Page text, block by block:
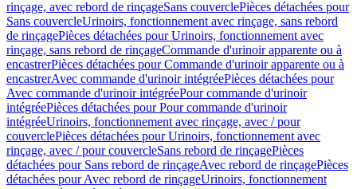
rinçage, avec rebord de rinçageSans couverclePièces détachées pour
Sans couvercleUrinoirs, fonctionnement avec rinçage, sans rebord
de rinçagePièces détachées pour Urinoirs, fonctionnement avec
rinçage, sans rebord de rinçageCommande d'urinoir apparente ou à
encastrerPièces détachées pour Commande d'urinoir apparente ou à
encastrerAvec commande d'urinoir intégréePièces détachées pour
Avec commande d'urinoir intégréePour commande d'urinoir
intégréePièces détachées pour Pour commande d'urinoir
intégréeUrinoirs, fonctionnement avec rinçage, avec / pour
couverclePièces détachées pour Urinoirs, fonctionnement avec
rinçage, avec / pour couvercleSans rebord de rinçagePièces
détachées pour Sans rebord de rinçageAvec rebord de rinçagePièces
détachées pour Avec rebord de rinçageUrinoirs, fonctionnement